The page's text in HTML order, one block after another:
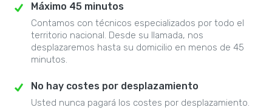
Máximo 45 minutos
Contamos con técnicos especializados por todo el
territorio nacional. Desde su llamada, nos
desplazaremos hasta su domicilio en menos de 45
minutos.
No hay costes por desplazamiento
Usted nunca pagará los costes por desplazamiento.